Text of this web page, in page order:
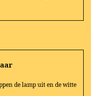
de lamp uit en de witte